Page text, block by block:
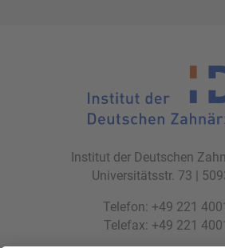
Institut der Deutschen
Universitätsstr. 73 |
Telefon: +49 221
Telefax: +49 221